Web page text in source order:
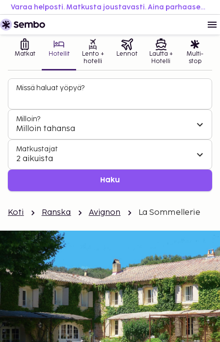
Varaa helposti. Matkusta joustavasti. Aina parhaaseen hintaan.
Matkat Hotellit
Lento +
hotelli
Lennot
Lautta +
Hotelli
Multi-
stop
Missä haluat yöpyä?
Milloin?
Milloin tahansa
Matkustajat
2 aikuista
Haku
Koti Ranska Avignon La Sommellerie